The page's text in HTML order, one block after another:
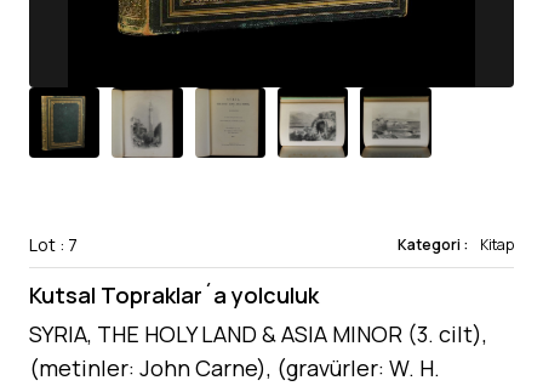
Lot : 7 Kategori : Kitap
Kutsal Topraklar´a yolculuk
SYRIA, THE HOLY LAND & ASIA MINOR (3. cilt),
(metinler: John Carne), (gravürler: W. H.